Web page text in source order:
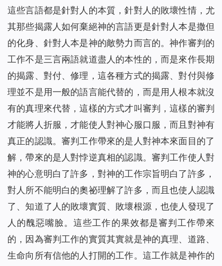
這些言語都是針對人的本質，針對人的敗壞性情，尤
其那些揭露人如何棄絕神的言語更是針對人本是撒但
的化身、針對人本是神的敵勢力而言的。神作審判的
工作不是三言兩語就道盡人的本性的，而是來作長期
的揭露、對付、修理，這各種方式的揭露、對付與修
理並不是用一般的語言能代替的，而是用人根本就沒
有的真理來代替，這樣的方式才叫審判，這樣的審判
才能將人折服，才能使人對神心服口服，而且對神有
真正的認識。審判工作帶來的是人對神本來面目的了
解，帶來的是人對悖逆真相的認識。審判工作使人對
神的心意明白了許多，對神的工作宗旨明白了許多，
對人所不能明白的奧祕理解了許多，而且也使人認識
了、知道了人的敗壞實質、敗壞根源，也使人發現了
人的醜惡嘴臉。這些工作的果效都是審判工作帶來
的，因為審判工作的實質其實就是神的真理、道路、
生命向所有信他的人打開的工作。這工作就是神作的